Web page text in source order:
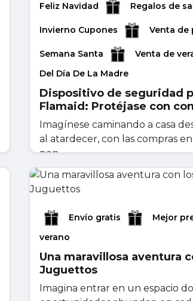
Feliz Navidad Regalos de
Invierno Cupones Venta de
Semana Santa Venta de
Del Día De La Madre
Dispositivo de seguridad
Flamaid: Protéjase con
Imagínese caminando a casa
al atardecer, con las compras
pen...
mayo 11, 2026
Envío gratis Mejor
verano
Una maravillosa aventura
Juguettos
Imagina entrar en un espacio